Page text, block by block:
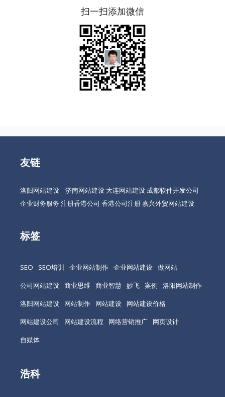
扫一扫添加微信
友链
洛阳网站建设 济南网站建设 大连网站建设 成都软件开发公司
企业财务服务 注册香港公司 香港公司注册嘉兴外贸网站建设
标签
SEO SEO培训 企业网站制作 企业网站建设 做网站
公司网站建设 商业思维 商业智慧 妙飞 案例
洛阳网站制作
洛阳网站建设
网站制作 网站建设
网站建设价格
网站建设公司
网站建设流程 网络营销推广
网页设计
自媒体
浩科